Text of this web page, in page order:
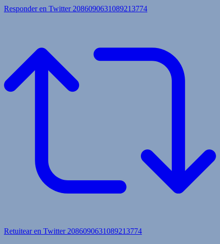
Responder en Twitter 2086090631089213774
Retuitear en Twitter 2086090631089213774